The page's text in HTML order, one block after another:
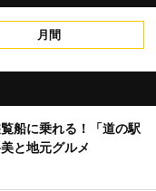
月間
船に乗れる！「道の駅
と地元グルメ